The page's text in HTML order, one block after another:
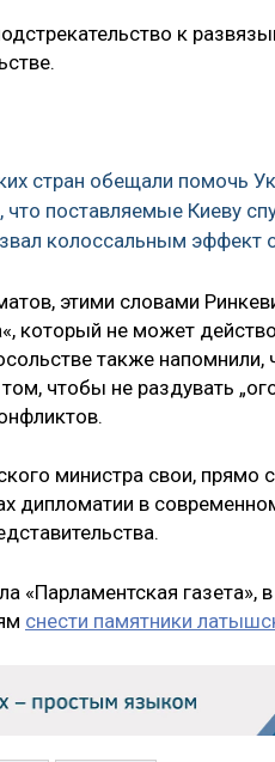
к
стран обещали помочь
поставляемые Киеву
колоссальным эффект
этими словами
который не может
также
чтобы не раздувать
министра свои,
дипломатии в
«Парламентская газета»,
снести памятники